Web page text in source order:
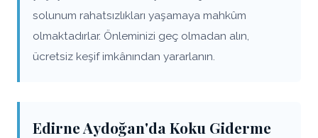
solunum rahatsızlıkları yaşamaya mahkûm
olmaktadırlar. Önleminizi geç olmadan alın,
ücretsiz keşif imkânından yararlanın.
Edirne Aydoğan'da Koku Giderme